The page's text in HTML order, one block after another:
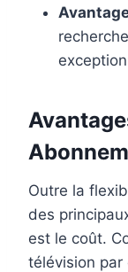
Outre la
des
est le coût.
télévision par